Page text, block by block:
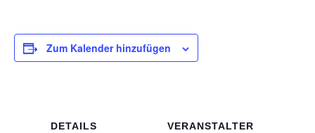
Zum Kalender hinzufügen
DETAILS VERANSTALTER